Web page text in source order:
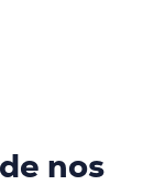
nos